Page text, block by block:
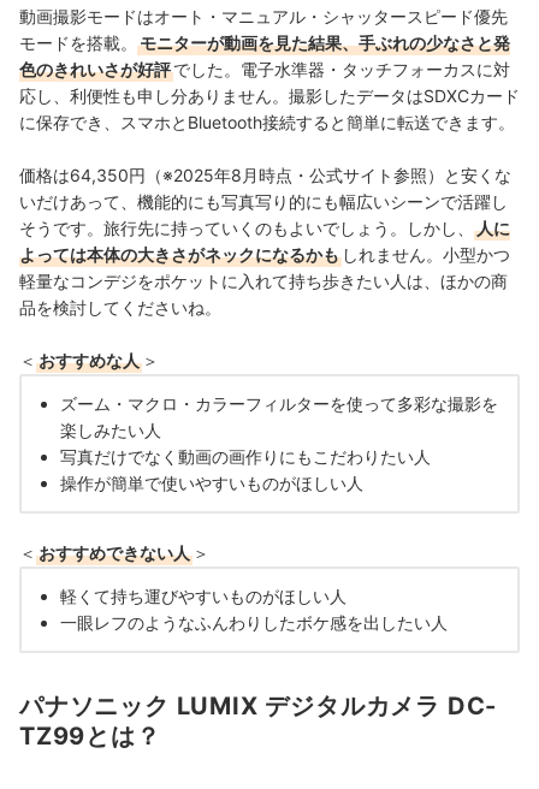
動画撮影モードはオート・マニュアル・シャッタースピード優先
モードを搭載。
モニターが動画を見た結果、手ぶれの少なさと発
色のきれいさが好評でした。電子水準器・タッチフォーカスに対
応し、利便性も申し分ありません。撮影したデータはSDXCカード
に保存でき、スマホとBluetooth接続すると簡単に転送できます。
価格は64,350円（※2025年8月時点・公式サイト参照）と安くな
いだけあって、機能的にも写真写り的にも幅広いシーンで活躍し
そうです。旅行先に持っていくのもよいでしょう。しかし、
人に
よっては本体の大きさがネックになるかも しれません。小型かつ
軽量なコンデジをポケットに入れて持ち歩きたい人は、ほかの商
品を検討してくださいね。
＜ おすすめな人 ＞
ズーム・マクロ・カラーフィルターを使って多彩な撮影を
楽しみたい人
写真だけでなく動画の画作りにもこだわりたい人
操作が簡単で使いやすいものがほしい人
＜ おすすめできない人 ＞
軽くて持ち運びやすいものがほしい人
一眼レフのようなふんわりしたボケ感を出したい人
パナソニック LUMIX デジタルカメラ DC-
TZ99とは？